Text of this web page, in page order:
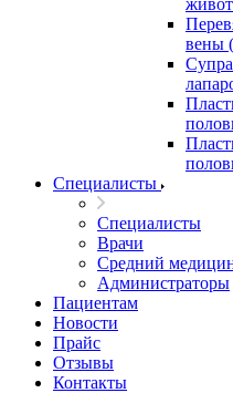
вены
Специалисты
Специалисты
Врачи
Средний
Администраторы
Пациентам
Новости
Прайс
Отзывы
Контакты